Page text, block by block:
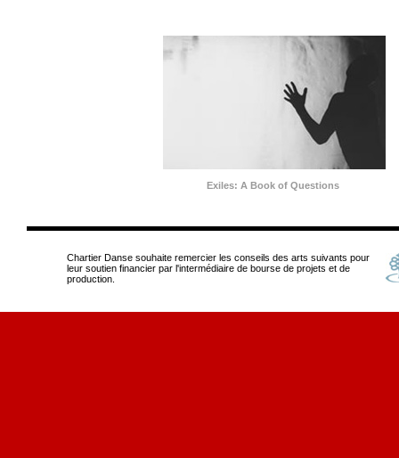
Exiles: A Book of Questions
Chartier Danse souhaite remercier les conseils des arts suivants pour
leur soutien financier par l'intermédiaire de bourse de projets et de
production.